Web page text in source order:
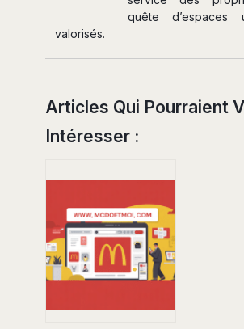
quête d’espaces
valorisés.
Articles Qui Pourraient
Intéresser :